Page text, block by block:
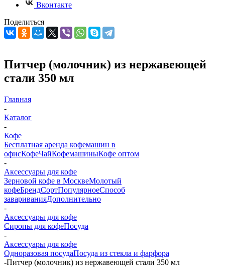
Вконтакте
Поделиться
Питчер (молочник) из нержавеющей
стали 350 мл
Главная
-
Каталог
-
Кофе
Бесплатная аренда кофемашин в
офисКофеЧайКофемашиныКофе оптом
-
Аксессуары для кофе
Зерновой кофе в МосквеМолотый
кофеБрендСортПопулярноеСпособ
завариванияДополнительно
-
Аксессуары для кофе
Сиропы для кофеПосуда
-
Аксессуары для кофе
Одноразовая посудаПосуда из стекла и фарфора
-Питчер (молочник) из нержавеющей стали 350 мл